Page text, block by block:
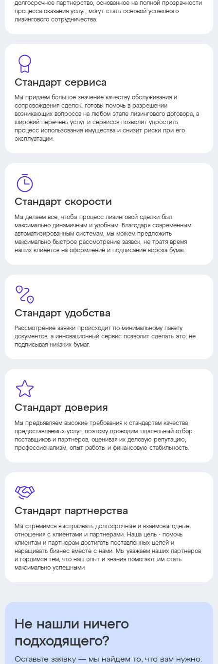
долгосрочное партнерство, основанное на полной прозрачности
процесса оказания услуг, могут стать основой успешного
лизингового сотрудничества.
Стандарт сервиса
Мы придаем большое значение качеству обслуживания и
сопровождения сделок, готовы помочь в разрешении
возникающих вопросов на любом этапе лизингового договора, а
широкий перечень услуг и сервисов позволит упростить
процесс использования имущества и снизит риски при его
эксплуатации.
Стандарт скорости
Мы делаем все, чтобы процесс лизинговой сделки был
максимально динамичным и удобным. Благодаря современным
автоматизированным системам, мы можем предложить
максимально быстрое рассмотрение заявок, не тратя время
наших клиентов на оформление и подписание вороха бумаг.
Стандарт удобства
Рассмотрение заявки происходит по минимальному пакету
документов, а инновационный сервис позволит сделать это, не
подписывая никаких бумаг.
Стандарт доверия
Мы предъявляем высокие требования к стандартам качества
предоставляемых услуг, поэтому проводим тщательный отбор
поставщиков и партнеров, оценивая их деловую репутацию,
профессионализм, опыт работы и финансовую стабильность.
Стандарт партнерства
Мы стремимся выстраивать долгосрочные и взаимовыгодные
отношения с клиентами и партнерами. Наша цель - помочь
клиентам и партнерам достигать поставленных целей и
наращивать бизнес вместе с нами. Мы уважаем наших партнеров
и гордимся тем, что наш опыт и знания помогают им стать
максимально успешными
Не нашли ничего
подходящего?
Оставьте заявку — мы найдем то, что вам нужно.